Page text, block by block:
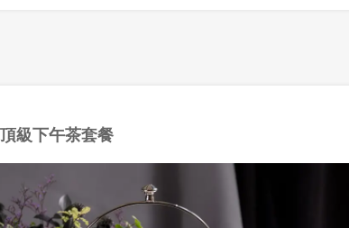
級下午茶套餐